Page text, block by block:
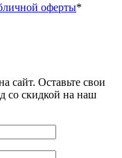
оферты*
сайт. Оставьте свои
со скидкой на наш